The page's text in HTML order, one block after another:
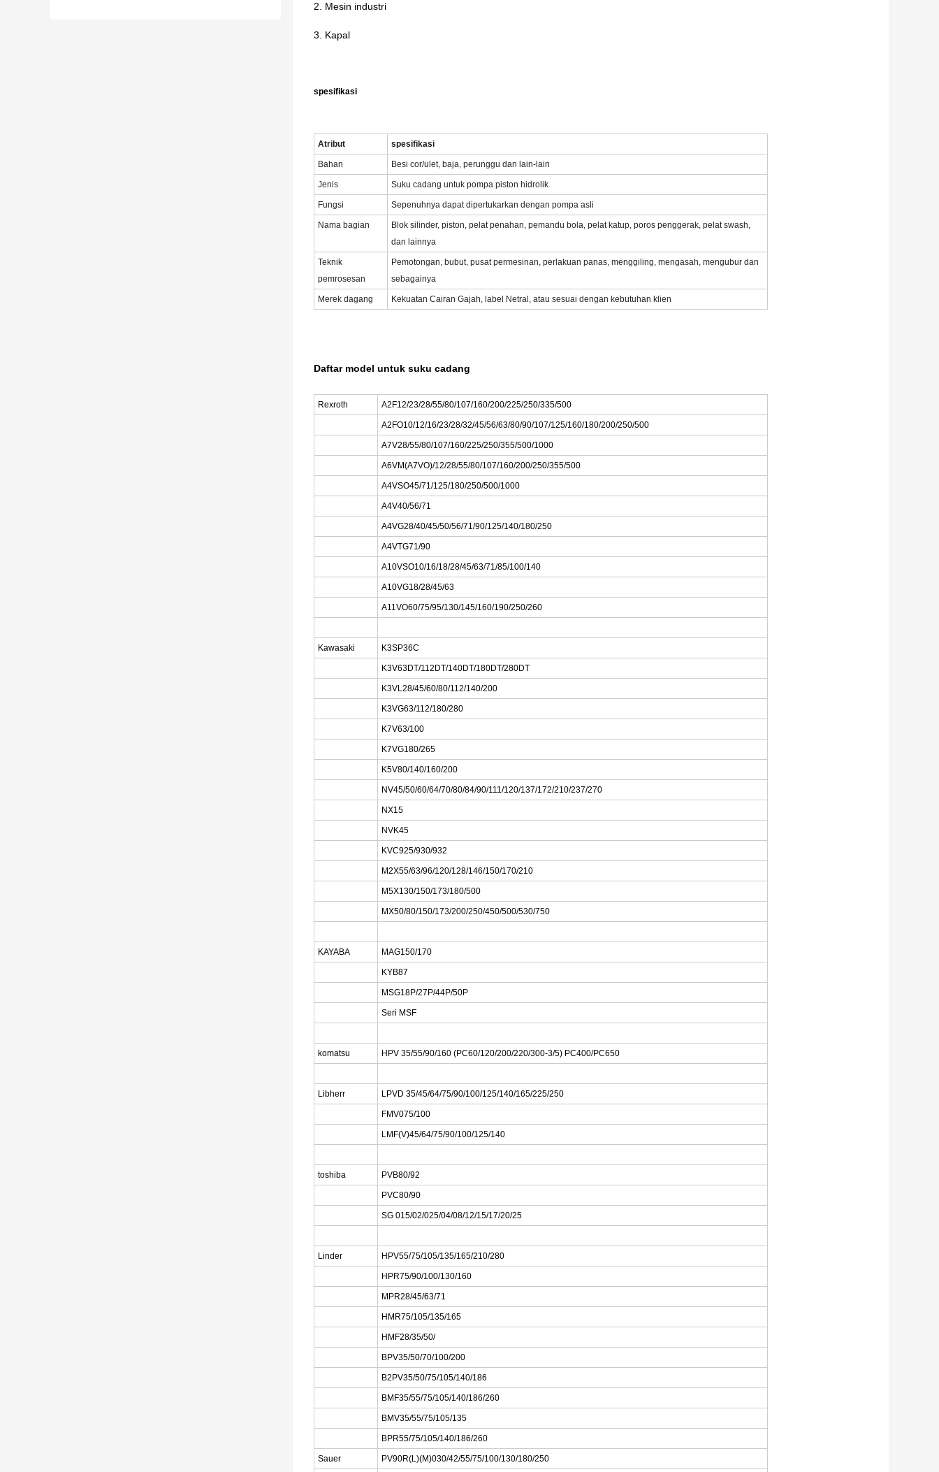
2. Mesin industri
3. Kapal
spesifikasi
Atribut spesifikasi
Bahan Besi cor/ulet, baja, perunggu dan lain-lain
Jenis Suku cadang untuk pompa piston hidrolik
Fungsi Sepenuhnya dapat dipertukarkan dengan pompa asli
Nama bagian
Blok silinder, piston, pelat penahan, pemandu bola, pelat katup, poros penggerak, pelat swash,
dan lainnya
Teknik
pemrosesan
Pemotongan, bubut, pusat permesinan, perlakuan panas, menggiling, mengasah, mengubur dan
sebagainya
Merek dagang Kekuatan Cairan Gajah, label Netral, atau sesuai dengan kebutuhan klien
Daftar model untuk suku cadang
Rexroth A2F12/23/28/55/80/107/160/200/225/250/335/500
A2FO10/12/16/23/28/32/45/56/63/80/90/107/125/160/180/200/250/500
A7V28/55/80/107/160/225/250/355/500/1000
A6VM(A7VO)/12/28/55/80/107/160/200/250/355/500
A4VSO45/71/125/180/250/500/1000
A4V40/56/71
A4VG28/40/45/50/56/71/90/125/140/180/250
A4VTG71/90
A10VSO10/16/18/28/45/63/71/85/100/140
A10VG18/28/45/63
A11VO60/75/95/130/145/160/190/250/260
Kawasaki K3SP36C
K3V63DT/112DT/140DT/180DT/280DT
K3VL28/45/60/80/112/140/200
K3VG63/112/180/280
K7V63/100
K7VG180/265
K5V80/140/160/200
NV45/50/60/64/70/80/84/90/111/120/137/172/210/237/270
NX15
NVK45
KVC925/930/932
M2X55/63/96/120/128/146/150/170/210
M5X130/150/173/180/500
MX50/80/150/173/200/250/450/500/530/750
KAYABA MAG150/170
KYB87
MSG18P/27P/44P/50P
Seri MSF
komatsu HPV 35/55/90/160 (PC60/120/200/220/300-3/5) PC400/PC650
Libherr LPVD 35/45/64/75/90/100/125/140/165/225/250
FMV075/100
LMF(V)45/64/75/90/100/125/140
toshiba PVB80/92
PVC80/90
SG 015/02/025/04/08/12/15/17/20/25
Linder HPV55/75/105/135/165/210/280
HPR75/90/100/130/160
MPR28/45/63/71
HMR75/105/135/165
HMF28/35/50/
BPV35/50/70/100/200
B2PV35/50/75/105/140/186
BMF35/55/75/105/140/186/260
BMV35/55/75/105/135
BPR55/75/105/140/186/260
Sauer PV90R(L)(M)030/42/55/75/100/130/180/250